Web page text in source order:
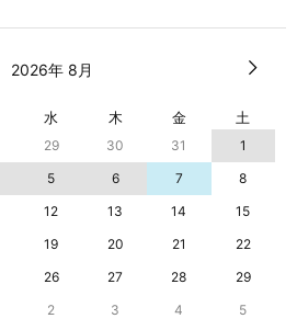
2026年 8月
水 木 金 土
29 30 31
1
5 6 7
8
12 13 14
15
19 20 21
22
26 27 28
29
2 3 4 5